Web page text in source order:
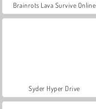
Brainrots Lava Survive Online
Syder Hyper Drive